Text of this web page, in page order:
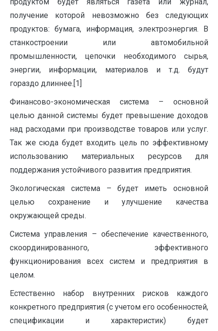
получение которой невозможно без следующих
продуктов: бумага, информация, электроэнергия. В
станкостроении или автомобильной
промышленности, цепочки необходимого сырья,
энергии, информации, материалов и т.д. будут
гораздо длиннее.[1]
Финансово-экономическая система – основной
целью данной системы будет превышение доходов
над расходами при производстве товаров или услуг.
Так же сюда будет входить цель по эффективному
использованию материальных ресурсов для
поддержания устойчивого развития предприятия.
Экологическая система – будет иметь основной
целью сохранение и улучшение качества
окружающей среды.
Система управления – обеспечение качественного,
скоординированного, эффективного
функционирования всех систем и предприятия в
целом.
Естественно набор внутренних рисков каждого
конкретного предприятия (с учетом его особенностей,
спецификации и характеристик) будет